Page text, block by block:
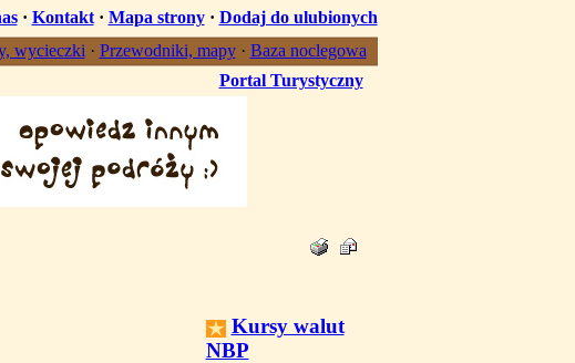
· Kontakt· Mapa strony· Dodaj do ulubionych
wycieczki · Przewodniki, mapy · Baza noclegowa
Portal Turystyczny
Kursy walut
NBP